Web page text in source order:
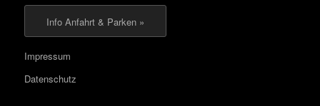
Info Anfahrt & Parken »
Impressum
Datenschutz